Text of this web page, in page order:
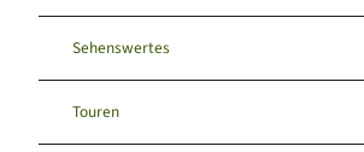
Sehenswertes
Touren